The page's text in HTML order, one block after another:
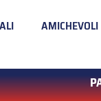
AMICHEVOLI